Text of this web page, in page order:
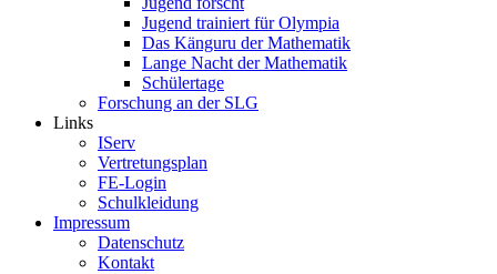
Jugend trainiert für Olympia
Das Känguru der Mathematik
Lange Nacht der Mathematik
Schülertage
Forschung an der SLG
Links
IServ
Vertretungsplan
FE-Login
Schulkleidung
Impressum
Datenschutz
Kontakt